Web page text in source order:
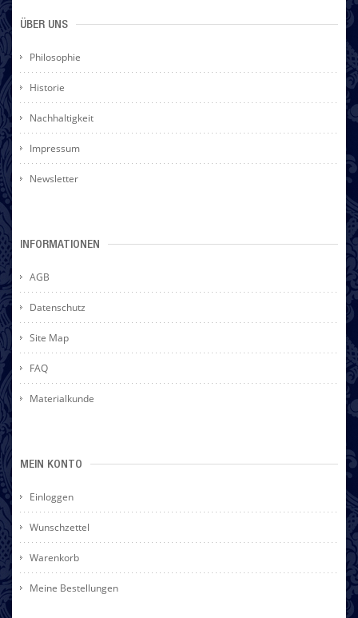
ÜBER UNS
Philosophie
Historie
Nachhaltigkeit
Impressum
Newsletter
INFORMATIONEN
AGB
Datenschutz
Site Map
FAQ
Materialkunde
MEIN KONTO
Einloggen
Wunschzettel
Warenkorb
Meine Bestellungen